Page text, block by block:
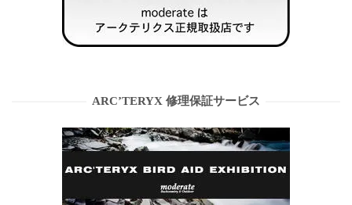
ARC’TERYX 修理保証サービス